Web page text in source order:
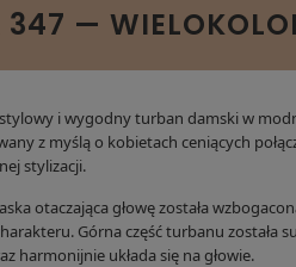
347 —
i wygodny turban damski w
z myślą o kobietach ceniących
stylizacji.
otaczająca głowę została
Górna część turbanu została
harmonijnie układa się na głowie.